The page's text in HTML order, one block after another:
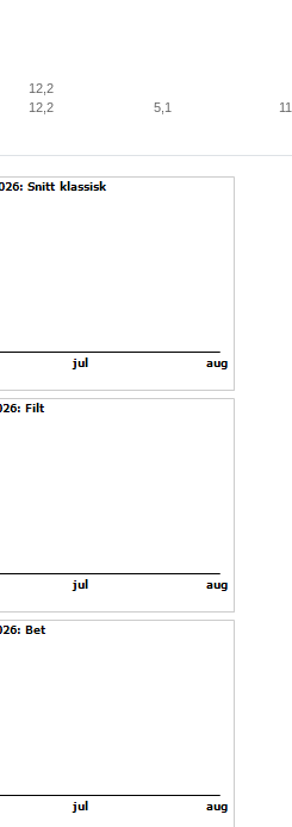
12,2
12,2 5,1